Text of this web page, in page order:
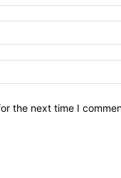
the next time I